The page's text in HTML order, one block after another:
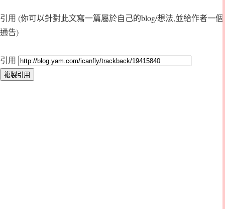
引用 (你可以針對此文寫一篇屬於自己的blog/想法,並給作者一個
通告)
引用